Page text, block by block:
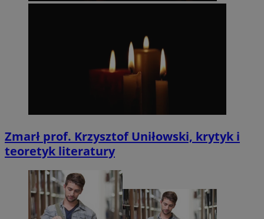
Zmarł prof. Krzysztof Uniłowski, krytyk i
teoretyk literatury